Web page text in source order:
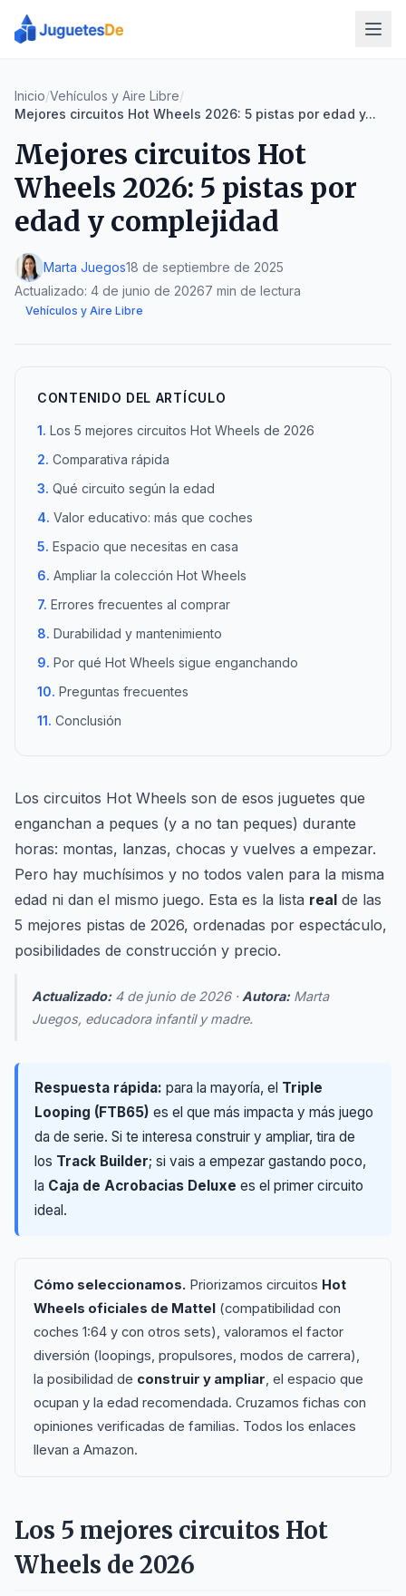
Inicio/Vehículos y Aire Libre/
Mejores circuitos Hot Wheels 2026: 5 pistas por edad y...
Mejores circuitos Hot
Wheels 2026: 5 pistas por
edad y complejidad
Marta Juegos18 de septiembre de 2025
Actualizado: 4 de junio de 20267 min de lectura
Vehículos y Aire Libre
CONTENIDO DEL ARTÍCULO
Los 5 mejores circuitos Hot Wheels de 2026
Comparativa rápida
Qué circuito según la edad
Valor educativo: más que coches
Espacio que necesitas en casa
Ampliar la colección Hot Wheels
Errores frecuentes al comprar
Durabilidad y mantenimiento
Por qué Hot Wheels sigue enganchando
Preguntas frecuentes
Conclusión
Los circuitos Hot Wheels son de esos juguetes que
enganchan a peques (y a no tan peques) durante
horas: montas, lanzas, chocas y vuelves a empezar.
Pero hay muchísimos y no todos valen para la misma
edad ni dan el mismo juego. Esta es la lista real de las
5 mejores pistas de 2026, ordenadas por espectáculo,
posibilidades de construcción y precio.
Actualizado:4 de junio de 2026 · Autora:Marta
Juegos, educadora infantil y madre.
Respuesta rápida: para la mayoría, el Triple
Looping (FTB65) es el que más impacta y más juego
da de serie. Si te interesa construir y ampliar, tira de
los Track Builder; si vais a empezar gastando poco,
la Caja de Acrobacias Deluxe es el primer circuito
ideal.
Cómo seleccionamos. Priorizamos circuitos Hot
Wheels oficiales de Mattel (compatibilidad con
coches 1:64 y con otros sets), valoramos el factor
diversión (loopings, propulsores, modos de carrera),
la posibilidad de construir y ampliar, el espacio que
ocupan y la edad recomendada. Cruzamos fichas con
opiniones verificadas de familias. Todos los enlaces
llevan a Amazon.
Los 5 mejores circuitos Hot
Wheels de 2026